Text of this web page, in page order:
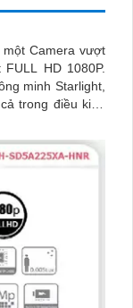
một Camera vượt
HD 1080P.
minh Starlight,
trong điều kiện